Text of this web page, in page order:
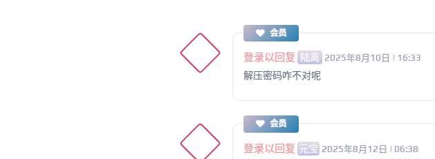
会员
登录以回复 陆离 2025年8月10日 | 16:33
解压密码咋不对呢
会员
登录以回复 元宝 2025年8月12日 | 06:38